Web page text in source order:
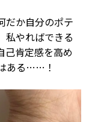
だか自分のポテ
私やればできる
己肯定感を高め
ある……！